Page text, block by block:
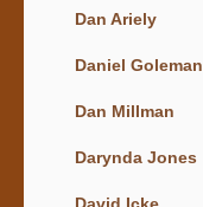
Dan Ariely
Daniel Goleman
Dan Millman
Darynda Jones
David Icke